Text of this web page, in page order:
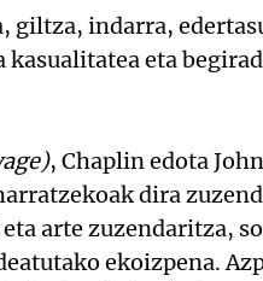
giltza, indarra,
eta
, Chaplin edota
dira
arte zuzendaritza,
ekoizpena.